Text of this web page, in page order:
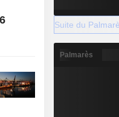
Suite du
Palmarès